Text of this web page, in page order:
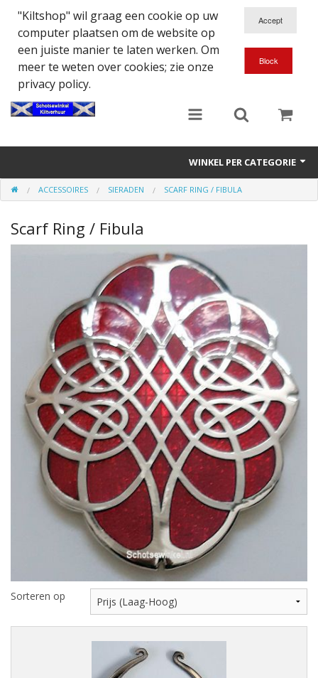
"Kiltshop" wil graag een cookie op uw
computer plaatsen om de website op
een juiste manier te laten werken. Om
meer te weten over cookies; zie onze
privacy policy.
WINKEL PER CATEGORIE
Accessoires
Doedelzakspeler
Highland Titles
AFGEPRIJST - UITVERKOOP
ACCESSOIRES SIERADEN SCARF RING / FIBULA
Scarf Ring / Fibula
Sorteren op